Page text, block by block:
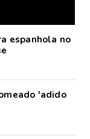
espanhola no
'adido